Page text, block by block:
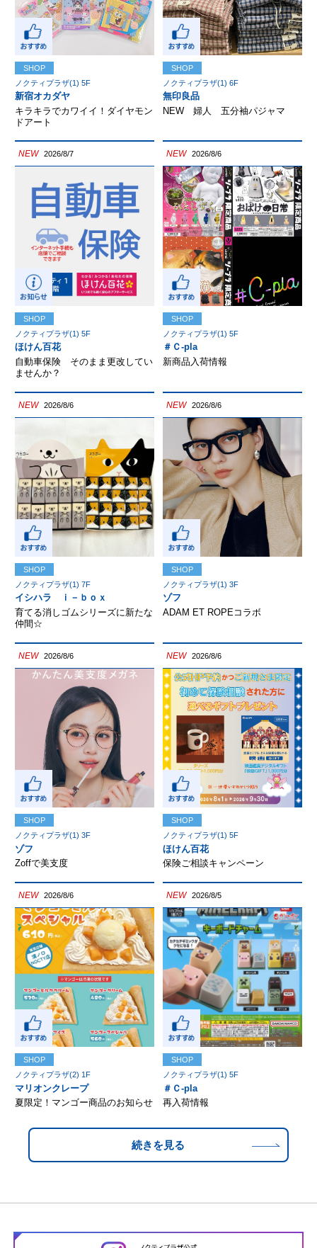
SHOP
ノクティプラザ(1) 5F
新宿オカダヤ
キラキラでカワイイ！ダイヤモン
ドアート
SHOP
ノクティプラザ(1) 6F
無印良品
NEW 婦人 五分袖パジャマ
NEW 2026/8/7
SHOP
ノクティプラザ(1) 5F
ほけん百花
自動車保険 そのまま更改してい
ませんか？
NEW 2026/8/6
SHOP
ノクティプラザ(1) 5F
＃Ｃ-pla
新商品入荷情報
NEW 2026/8/6
SHOP
ノクティプラザ(1) 7F
イシハラ ｉ－ｂｏｘ
育てる消しゴムシリーズに新たな
仲間☆
NEW 2026/8/6
SHOP
ノクティプラザ(1) 3F
ゾフ
ADAM ET ROPEコラボ
NEW 2026/8/6
SHOP
ノクティプラザ(1) 3F
ゾフ
Zoffで美支度
NEW 2026/8/6
SHOP
ノクティプラザ(1) 5F
ほけん百花
保険ご相談キャンペーン
NEW 2026/8/6
SHOP
ノクティプラザ(2) 1F
マリオンクレープ
夏限定！マンゴー商品のお知らせ
NEW 2026/8/5
SHOP
ノクティプラザ(1) 5F
＃Ｃ-pla
再入荷情報
続きを見る